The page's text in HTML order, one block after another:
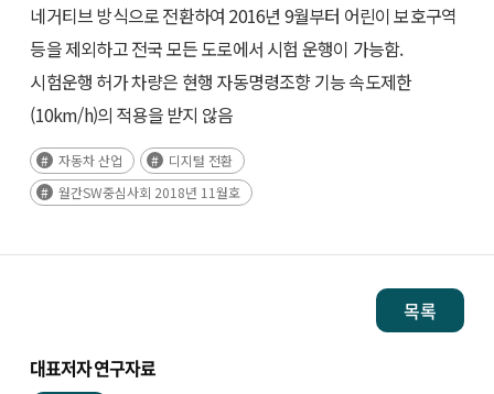
네거티브 방식으로 전환하여 2016년 9월부터 어린이 보호구역
등을 제외하고 전국 모든 도로에서 시험 운행이 가능함.
시험운행 허가 차량은 현행 자동명령조향 기능 속도제한
(10km/h)의 적용을 받지 않음
자동차 산업
디지털 전환
월간SW중심사회 2018년 11월호
목록
대표저자 연구자료